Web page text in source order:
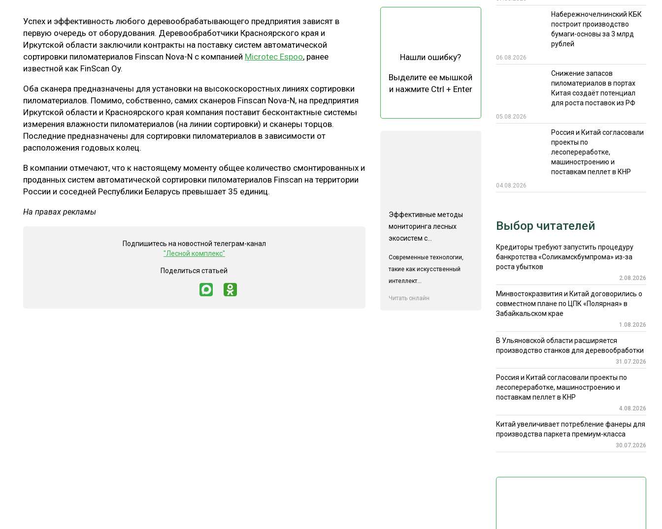
ЛОГИСТИКА
ПРОИЗВОДСТВО ДРЕВЕСНЫХ ПЛИТ
ЦБП
МЕБЕЛЬНОЕ ПРОИЗВОДСТВО ТЕХНОЛОГИИ
ЭКСПЕРТНОЕ МНЕНИЕ
КАЛЕНДАРЬ ВЫСТАВОК ИТОГИ МЕРОПРИЯТИЙ
Успех и эффективность любого деревообрабатывающего предприятия зависят в
первую очередь от оборудования. Деревообработчики Красноярского края и
Иркутской области заключили контракты на поставку систем автоматической
сортировки пиломатериалов Finscan Nova-N с компанией Microtec Espoo, ранее
известной как FinScan Oy.
Оба сканера предназначены для установки на высокоскоростных линиях сортировки
пиломатериалов. Помимо, собственно, самих сканеров Finscan Nova-N, на предприятия
Иркутской области и Красноярского края компания поставит бесконтактные системы
измерения влажности пиломатериалов (на линии сортировки) и сканеры торцов.
Последние предназначены для сортировки пиломатериалов в зависимости от
расположения годовых колец.
В компании отмечают, что к настоящему моменту общее количество смонтированных и
проданных систем автоматической сортировки пиломатериалов Finscan на территории
России и соседней Республики Беларусь превышает 35 единиц.
На правах рекламы
Подпишитесь на новостной телеграм-канал
"Лесной комплекс"
Поделиться статьей
Нашли ошибку?
Выделите ее мышкой
и нажмите Ctrl + Enter
Эффективные методы
мониторинга лесных
экосистем с...
Современные технологии,
такие как искусственный
интеллект...
Читать онлайн
Набережночелнинский КБК
построит производство
бумаги-основы за 3 млрд
рублей
06.08.2026
Снижение запасов
пиломатериалов в портах
Китая создаёт потенциал
для роста поставок из РФ
05.08.2026
Россия и Китай согласовали
проекты по
лесопереработке,
машиностроению и
поставкам пеллет в КНР
04.08.2026
Выбор читателей
Кредиторы требуют запустить процедуру
банкротства «Соликамскбумпрома» из-за
роста убытков
2.08.2026
Минвостокразвития и Китай договорились о
совместном плане по ЦПК «Полярная» в
Забайкальском крае
1.08.2026
В Ульяновской области расширяется
производство станков для деревообработки
31.07.2026
Россия и Китай согласовали проекты по
лесопереработке, машиностроению и
поставкам пеллет в КНР
4.08.2026
Китай увеличивает потребление фанеры для
производства паркета премиум-класса
30.07.2026